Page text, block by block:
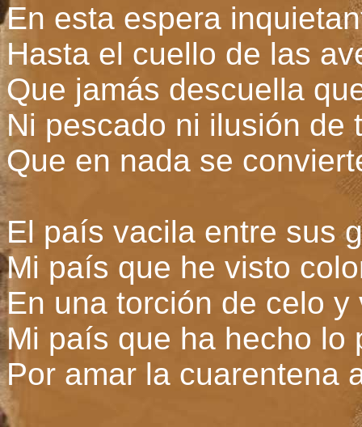
En esta espera
Hasta el cuello de las
Que jamás descuella
Ni pescado ni ilusión de
Que en nada se
El país vacila entre sus
Mi país que he visto
En una torción de celo y
Mi país que ha hecho lo
Por amar la cuarentena